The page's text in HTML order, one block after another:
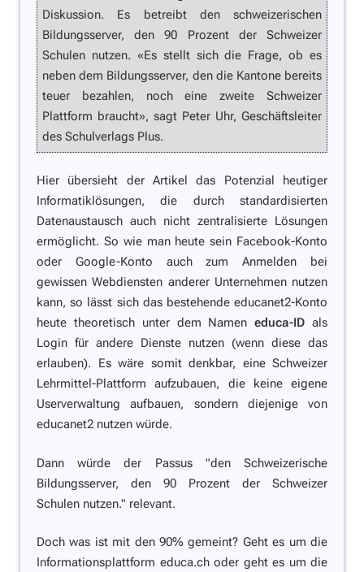
Diskussion. Es betreibt den schweizerischen
Bildungsserver, den 90 Prozent der Schweizer
Schulen nutzen. «Es stellt sich die Frage, ob es
neben dem Bildungsserver, den die Kantone bereits
teuer bezahlen, noch eine zweite Schweizer
Plattform braucht», sagt Peter Uhr, Geschäftsleiter
des Schulverlags Plus.
Hier übersieht der Artikel das Potenzial heutiger
Informatiklösungen, die durch standardisierten
Datenaustausch auch nicht zentralisierte Lösungen
ermöglicht. So wie man heute sein Facebook-Konto
oder Google-Konto auch zum Anmelden bei
gewissen Webdiensten anderer Unternehmen nutzen
kann, so lässt sich das bestehende educanet2-Konto
heute theoretisch unter dem Nameneduca-ID als
Login für andere Dienste nutzen (wenn diese das
erlauben). Es wäre somit denkbar, eine Schweizer
Lehrmittel-Plattform aufzubauen, die keine eigene
Userverwaltung aufbauen, sondern diejenige von
educanet2 nutzen würde.
Dann würde der Passus "den Schweizerische
Bildungsserver, den 90 Prozent der Schweizer
Schulen nutzen." relevant.
Doch was ist mit den 90% gemeint? Geht es um die
Informationsplattform educa.ch oder geht es um die